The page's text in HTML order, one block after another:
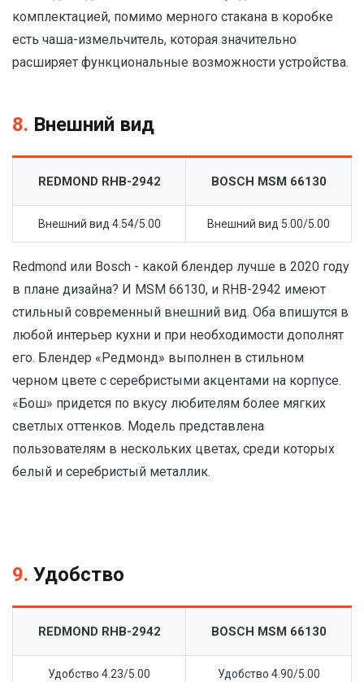
комплектацией, помимо мерного стакана в коробке
есть чаша-измельчитель, которая значительно
расширяет функциональные возможности устройства.
8. Внешний вид
REDMOND RHB-2942 BOSCH MSM 66130
Внешний вид 4.54/5.00 Внешний вид 5.00/5.00
Redmond или Bosch - какой блендер лучше в 2020 году
в плане дизайна? И MSM 66130, и RHB-2942 имеют
стильный современный внешний вид. Оба впишутся в
любой интерьер кухни и при необходимости дополнят
его. Блендер «Редмонд» выполнен в стильном
черном цвете с серебристыми акцентами на корпусе.
«Бош» придется по вкусу любителям более мягких
светлых оттенков. Модель представлена
пользователям в нескольких цветах, среди которых
белый и серебристый металлик.
9. Удобство
REDMOND RHB-2942 BOSCH MSM 66130
Удобство 4.23/5.00 Удобство 4.90/5.00